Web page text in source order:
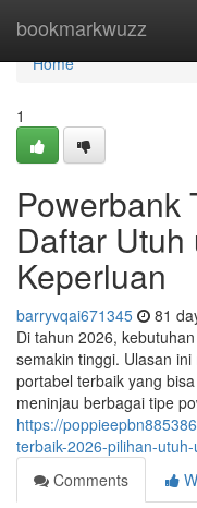
bookmarkwuzz
Home
Home
1
Powerbank
Daftar
Keperluan
barryvqai671345 81
Di tahun 2026,
semakin tinggi. Ulasan
portabel terbaik yang
meninjau berbagai tipe
https://
terbaik-2026-pilihan-
Comments